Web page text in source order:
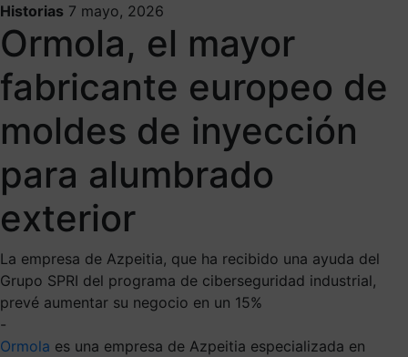
Historias 7 mayo, 2026
Ormola, el mayor
fabricante europeo de
moldes de inyección
para alumbrado
exterior
La empresa de Azpeitia, que ha recibido una ayuda del
Grupo SPRI del programa de ciberseguridad industrial,
prevé aumentar su negocio en un 15%
-
Ormola es una empresa de Azpeitia especializada en